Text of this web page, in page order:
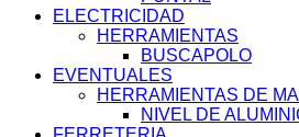
ELECTRICIDAD
HERRAMIENTAS
BUSCAPOLO
EVENTUALES
HERRAMIENTAS DE
NIVEL DE